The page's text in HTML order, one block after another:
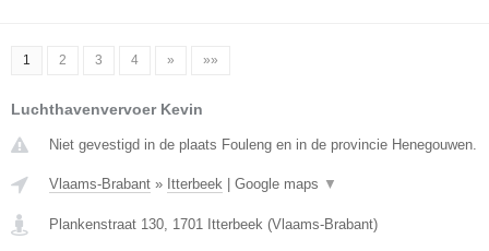
1 2 3 4 » »»
Luchthavenvervoer Kevin
Niet gevestigd in de plaats Fouleng en in de provincie Henegouwen.
Vlaams-Brabant » Itterbeek Google maps ▼
Plankenstraat 130, 1701 Itterbeek (Vlaams-Brabant)